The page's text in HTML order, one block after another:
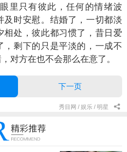
只有彼此，任何的情绪波
及时安慰。结婚了，一切都淡
相处，彼此都习惯了，昔日爱
，剩下的只是平淡的，一成不
对方在也不会那么在意了。
下一页
秀目网 / 娱乐 / 明星